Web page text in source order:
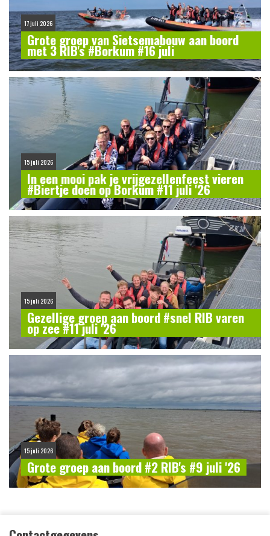
17 juli 2026
Grote groep van Sietsemabouw aan boord
met 3 RIB's #Borkum #16 juli
15 juli 2026
In een mooi pak je vrijgezellenfeest vieren
#Biertje doen op Borkum #11 juli '26
15 juli 2026
Gezellige groep aan boord #snel RIB varen
op zee #11 juli '26
15 juli 2026
Grote groep aan boord #2 RIB's #9 juli '26